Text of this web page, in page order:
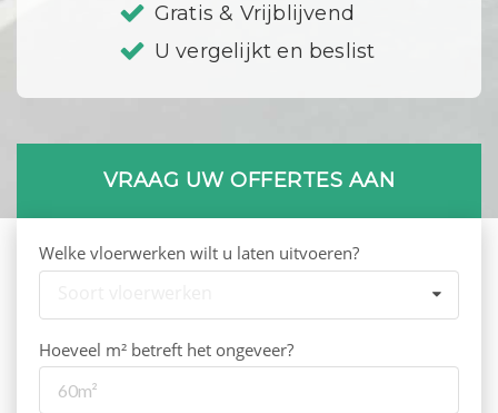
Gratis & Vrijblijvend
U vergelijkt en beslist
VRAAG UW OFFERTES AAN
Welke vloerwerken wilt u laten uitvoeren?
Hoeveel m² betreft het ongeveer?